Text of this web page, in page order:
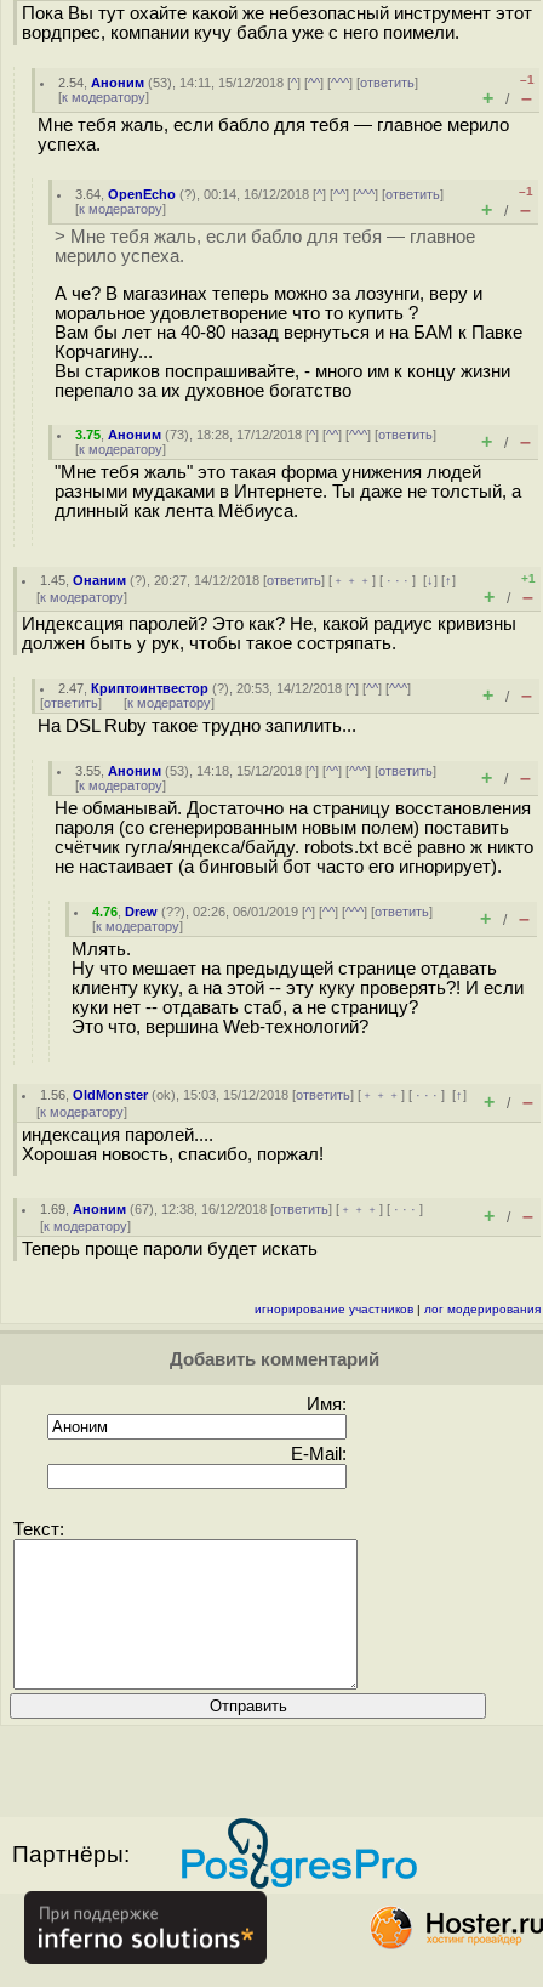
Пока Вы тут охайте какой же небезопасный инструмент этот
вордпрес, компании кучу бабла уже с него поимели.
2.54 ,Аноним (53), 14:11, 15/12/2018 [^] [^^] [^^^] [ответить]
[к модератору]
–1
+ / –
Мне тебя жаль, если бабло для тебя — главное мерило
успеха.
3.64 ,OpenEcho (?), 00:14, 16/12/2018 [^] [^^] [^^^] [ответить]
[к модератору]
–1
+ / –
> Мне тебя жаль, если бабло для тебя — главное
мерило успеха.
А че? В магазинах теперь можно за лозунги, веру и
моральное удовлетворение что то купить ?
Вам бы лет на 40-80 назад вернуться и на БАМ к Павке
Корчагину...
Вы стариков поспрашивайте, - много им к концу жизни
перепало за их духовное богатство
3.75 ,Аноним (73), 18:28, 17/12/2018 [^] [^^] [^^^] [ответить]
[к модератору] + / –
"Мне тебя жаль" это такая форма унижения людей
разными мyдаками в Интернете. Ты даже не толстый, а
длинный как лента Мёбиуса.
1.45 ,Онаним (?), 20:27, 14/12/2018 [ответить] [ ﹢﹢﹢] [ · · ·][↓] [↑]
[к модератору]
+1
+ / –
Индексация паролей? Это как? Не, какой радиус кривизны
должен быть у рук, чтобы такое состряпать.
2.47 ,Криптоинтвестор (?), 20:53, 14/12/2018 [^] [^^] [^^^]
[ответить] [к модератору] + / –
На DSL Ruby такое трудно запилить...
3.55 ,Аноним (53), 14:18, 15/12/2018 [^] [^^] [^^^] [ответить]
[к модератору] + / –
Не обманывай. Достаточно на страницу восстановления
пароля (со сгенерированным новым полем) поставить
счётчик гугла/яндекса/байду. robots.txt всё равно ж никто
не настаивает (а бинговый бот часто его игнорирует).
4.76 ,Drew (??), 02:26, 06/01/2019 [^] [^^] [^^^] [ответить]
[к модератору] + / –
Млять.
Ну что мешает на предыдущей странице отдавать
клиенту куку, а на этой -- эту куку проверять?! И если
куки нет -- отдавать стаб, а не страницу?
Это что, вершина Web-технологий?
1.56 ,OldMonster(ok), 15:03, 15/12/2018 [ответить] [ ﹢﹢﹢] [ · · ·][↑]
[к модератору] + / –
индексация паролей....
Хорошая новость, спасибо, поржал!
1.69 ,Аноним (67), 12:38, 16/12/2018 [ответить] [ ﹢﹢﹢] [ · · ·]
[к модератору] + / –
Теперь проще пароли будет искать
игнорирование участников | лог модерирования
Добавить комментарий
Имя:
E-Mail:
Текст:
Партнёры: